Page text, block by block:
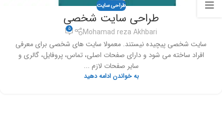
طراحی سایت
طراحی سایت شخصی
Mohamad reza Akhbari
5
سایت شخصی پیچیده نیستند. معمولا سایت های شخصی برای معرفی
افراد ساخته می شود و دارای صفحات اصلی، تماس، پروفایل، گالری و
سایر صفحات لازم ...
به خواندن ادامه دهید